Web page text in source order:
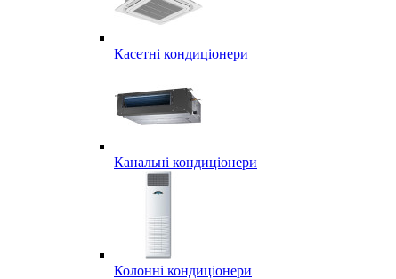
Касетні кондиціонери
Канальні кондиціонери
Колонні кондиціонери